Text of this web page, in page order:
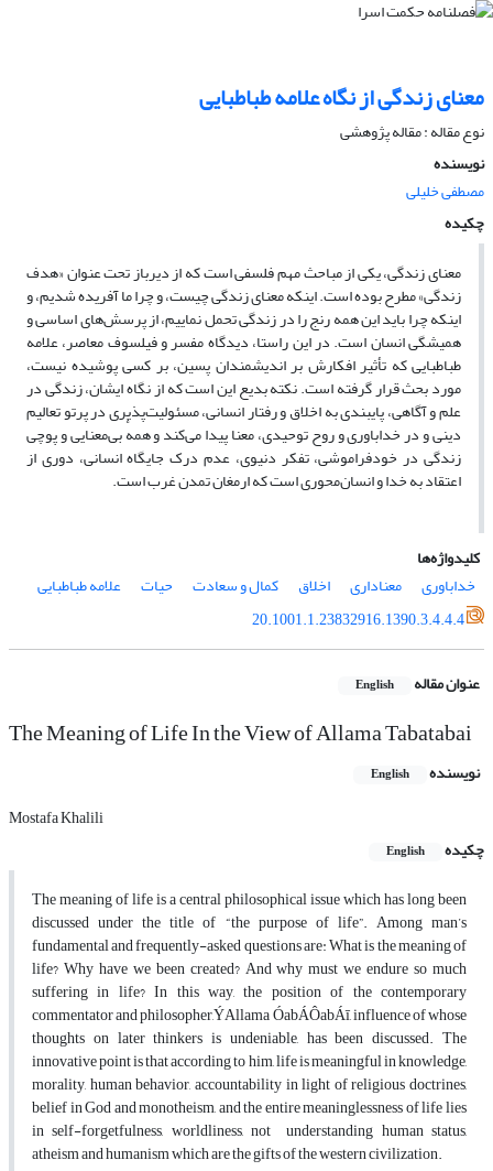
معنای زندگی از نگاه علامه طباطبایی
نوع مقاله : مقاله پژوهشی
نویسنده
مصطفی خلیلی
چکیده
معنای زندگی، یکی از مباحث مهم فلسفی است که از دیرباز تحت عنوان «هدف
زندگی» مطرح بوده است. اینکه معنای زندگی چیست، و چرا ما آفریده شدیم، و
اینکه چرا باید این همه رنج را در زندگی تحمل نماییم، از پرسش‌های اساسی و
همیشگی انسان است. در این راستا، دیدگاه مفسر و فیلسوف معاصر، علامه
طباطبایی که تأثیر افکارش بر اندیشمندان پسین، بر کسی پوشیده نیست،
مورد بحث قرار گرفته است. نکته بدیع این است که از نگاه ایشان، زندگی در
علم و آگاهی، پایبندی به اخلاق و رفتار انسانی، مسئولیت‌پذیری در پرتو تعالیم
دینی و در خداباوری و روح توحیدی، معنا پیدا می‌کند و همهٔ بی‌معنایی و پوچی
زندگی در خودفراموشی، تفکر دنیوی، عدم درک جایگاه انسانی، دوری از
اعتقاد به خدا و انسان‌محوری است که ارمغان تمدن غرب است.
کلیدواژه‌ها
خداباوری
معناداری اخلاق کمال و سعادت حیات
علامه طباطبایی
20.1001.1.23832916.1390.3.4.4.4
عنوان مقاله English
The Meaning of Life In the View of Allama Tabatabai
نویسنده English
Mostafa Khalili
چکیده
English
The meaning of life is a central philosophical issue which has long been
discussed under the title of “the purpose of life”. Among man’s
fundamental and frequently-asked questions are: What is the meaning of
life? Why have we been created? And why must we endure so much
suffering in life? In this way, the position of the contemporary
commentator and philosopher,ÝAllama ÓabÁÔabÁī, influence of whose
thoughts on later thinkers is undeniable, has been discussed. The
innovative point is that according to him, life is meaningful in knowledge,
morality, human behavior, accountability in light of religious doctrines,
belief in God and monotheism, and the entire meaninglessness of life lies
in self-forgetfulness, worldliness, not understanding human status,
atheism and humanism which are the gifts of the western civilization.